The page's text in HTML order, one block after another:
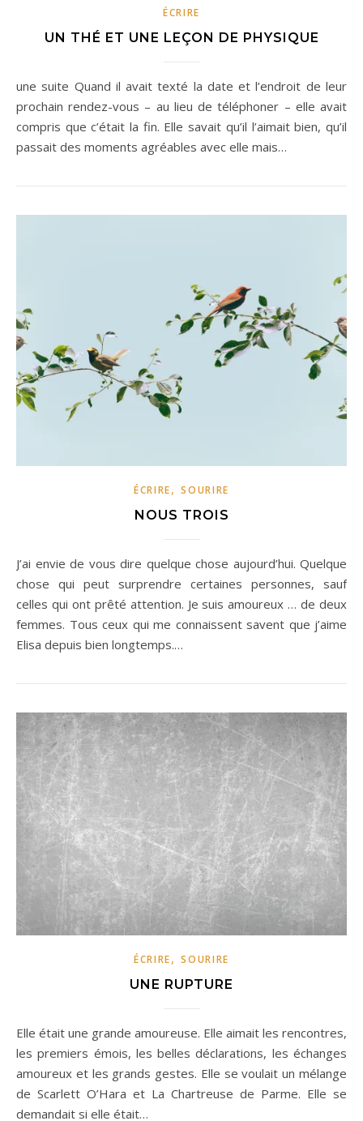
ÉCRIRE
UN THÉ ET UNE LEÇON DE PHYSIQUE
une suite Quand il avait texté la date et l’endroit de leur
prochain rendez-vous – au lieu de téléphoner – elle avait
compris que c’était la fin. Elle savait qu’il l’aimait bien, qu’il
passait des moments agréables avec elle mais…
ÉCRIRE,SOURIRE
NOUS TROIS
J’ai envie de vous dire quelque chose aujourd’hui. Quelque
chose qui peut surprendre certaines personnes, sauf
celles qui ont prêté attention. Je suis amoureux … de deux
femmes. Tous ceux qui me connaissent savent que j’aime
Elisa depuis bien longtemps.…
ÉCRIRE,SOURIRE
UNE RUPTURE
Elle était une grande amoureuse. Elle aimait les rencontres,
les premiers émois, les belles déclarations, les échanges
amoureux et les grands gestes. Elle se voulait un mélange
de Scarlett O’Hara et La Chartreuse de Parme. Elle se
demandait si elle était…